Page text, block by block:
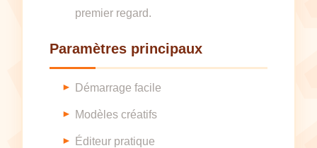
premier regard.
Paramètres principaux
Démarrage facile
Modèles créatifs
Éditeur pratique